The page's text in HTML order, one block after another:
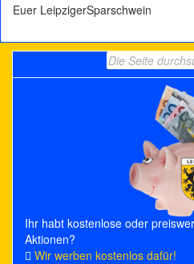
Euer LeipzigerSparschwein
for:
Ihr habt kostenlose oder
Aktionen?
Wir werben kostenlos dafür!